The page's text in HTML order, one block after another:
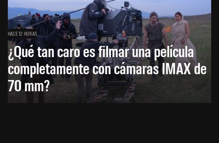
HACE 12 HORAS
¿Qué tan caro es filmar una película
completamente con cámaras IMAX de
70 mm?